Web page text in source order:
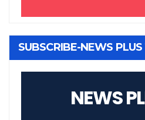
SUBSCRIBE-NEWS PLUS
NEWS